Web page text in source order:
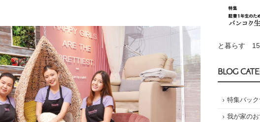
と暮らす
BLOG
特集バッ
我が家の